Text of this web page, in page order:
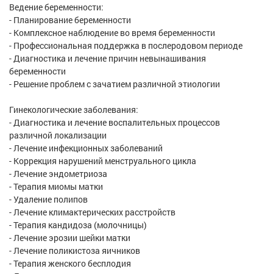
Ведение беременности:
- Планирование беременности
- Комплексное наблюдение во время беременности
- Профессиональная поддержка в послеродовом периоде
- Диагностика и лечение причин невынашивания
беременности
- Решение проблем с зачатием различной этиологии
Гинекологические заболевания:
- Диагностика и лечение воспалительных процессов
различной локализации
- Лечение инфекционных заболеваний
- Коррекция нарушений менструального цикла
- Лечение эндометриоза
- Терапия миомы матки
- Удаление полипов
- Лечение климактерических расстройств
- Терапия кандидоза (молочницы)
- Лечение эрозии шейки матки
- Лечение поликистоза яичников
- Терапия женского бесплодия